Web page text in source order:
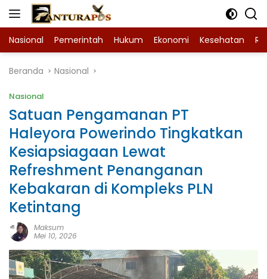
Langsung
Nasional Pemerintah Hukum Ekonomi Kesehatan
Beranda Nasional
Nasional
Satuan Pengamanan PT
Haleyora Powerindo Tingkatkan
Kesiapsiagaan Lewat
Refreshment Penanganan
Kebakaran di Kompleks PLN
Ketintang
Maksum
Mei 10, 2026